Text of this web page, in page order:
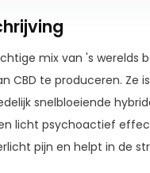
mix van 's
CBD te produceren. Ze
snelbloeiende
licht psychoactief
pijn en helpt in de